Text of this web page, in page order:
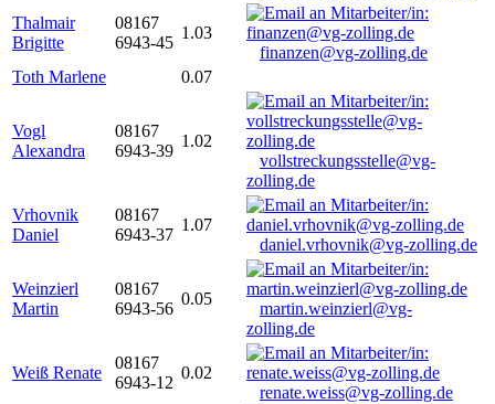
Thalmair
Brigitte
08167
6943-45
1.03
finanzen@vg-zolling.de
Toth Marlene
0.07
Vogl
Alexandra
08167
6943-39
1.02
vollstreckungsstelle@vg-
zolling.de
Vrhovnik
Daniel
08167
6943-37
1.07
daniel.vrhovnik@vg-zolling.de
Weinzierl
Martin
08167
6943-56
0.05
martin.weinzierl@vg-
zolling.de
Weiß Renate
08167
6943-12
0.02
renate.weiss@vg-zolling.de